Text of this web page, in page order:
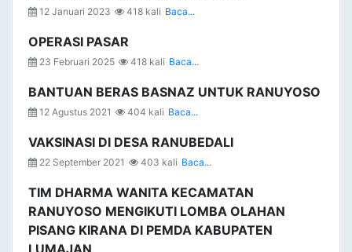
12 Januari 2023 418 kali Baca...
OPERASI PASAR
23 Februari 2025 418 kali Baca...
BANTUAN BERAS BASNAZ UNTUK RANUYOSO
12 Agustus 2021 404 kali Baca...
VAKSINASI DI DESA RANUBEDALI
22 September 2021 403 kali Baca...
TIM DHARMA WANITA KECAMATAN
RANUYOSO MENGIKUTI LOMBA OLAHAN
PISANG KIRANA DI PEMDA KABUPATEN
LUMAJAN